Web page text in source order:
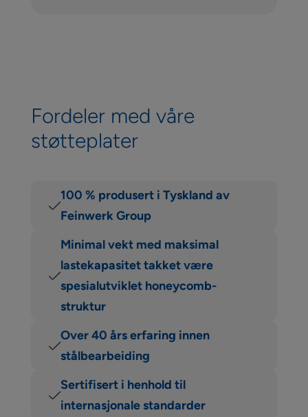
Fordeler med våre
støtteplater
100 % produsert i Tyskland av
Feinwerk Group
Minimal vekt med maksimal
lastekapasitet takket være
spesialutviklet honeycomb-
struktur
Over 40 års erfaring innen
stålbearbeiding
Sertifisert i henhold til
internasjonale standarder